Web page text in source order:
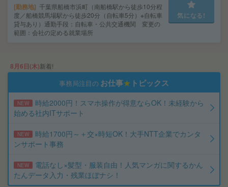
勤務地 千葉県船橋市浜町（南船橋駅から徒歩10分程
度／船橋競馬場駅から徒歩20分（自転車5分）※自転車
貸与あり）通勤手段：自転車・公共交通機関 変更の
範囲：会社の定める就業場所
気になる!
8月6日(木)新着!
事務局注目の お仕事★ トピックス
NEW
時給2000円！スマホ操作が得意ならOK！未経験から
始める社内ITサポート
NEW
時給1700円～＋交×時短OK！大手NTT企業でカンタ
ンサポート事務
NEW
電話なし×髪型・服装自由！人気マンガに関するかん
たんデータ入力・残業ほぼナシ！